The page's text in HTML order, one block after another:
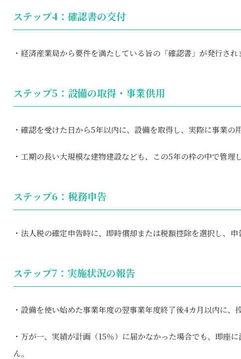
ステップ4：確認書の交付
・経済産業局から要件を満たしている旨の「確認書」が発行され
ステップ5：設備の取得・事業供用
・確認を受けた日から5年以内に、設備を取得し、実際に事業の
・工期の長い大規模な建物建設なども、この5年の枠の中で管理し
ステップ6：税務申告
・法人税の確定申告時に、即時償却または税額控除を選択し、
ステップ7：実施状況の報告
・設備を使い始めた事業年度の翌事業年度終了後4カ月以内に、
・万が一、実績が計画（15％）に届かなかった場合でも、即座
ん。